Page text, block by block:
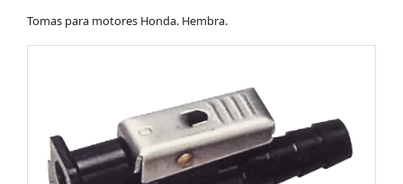
Tomas para motores Honda. Hembra.